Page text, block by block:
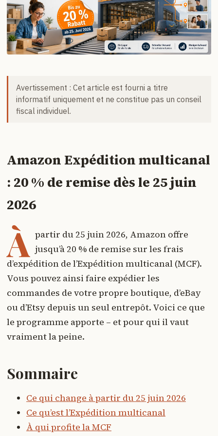
Avertissement : Cet article est fourni a titre
informatif uniquement et ne constitue pas un conseil
fiscal individuel.
Amazon Expédition multicanal
: 20 % de remise dès le 25 juin
2026
À partir du 25 juin 2026, Amazon offre
jusqu’à 20 % de remise sur les frais
d’expédition de l’Expédition multicanal (MCF).
Vous pouvez ainsi faire expédier les
commandes de votre propre boutique, d’eBay
ou d’Etsy depuis un seul entrepôt. Voici ce que
le programme apporte – et pour qui il vaut
vraiment la peine.
Sommaire
Ce qui change à partir du 25 juin 2026
Ce qu’est l’Expédition multicanal
À qui profite la MCF